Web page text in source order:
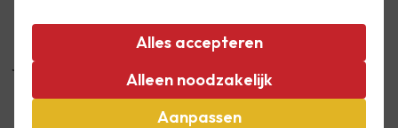
Alles accepteren
Alleen noodzakelijk
Aanpassen
Daarom is het tijd voor een groot cultureel feest. De
jubileumeditie vindt plaats op zaterdag 5 oktober
2019. Met 47 deelnemende Haagse musea is het de
grootste editie ooit!